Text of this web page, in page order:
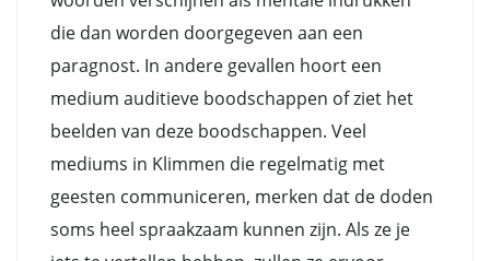
die dan worden doorgegeven aan een
paragnost. In andere gevallen hoort een
medium auditieve boodschappen of ziet het
beelden van deze boodschappen. Veel
mediums in Klimmen die regelmatig met
geesten communiceren, merken dat de doden
soms heel spraakzaam kunnen zijn. Als ze je